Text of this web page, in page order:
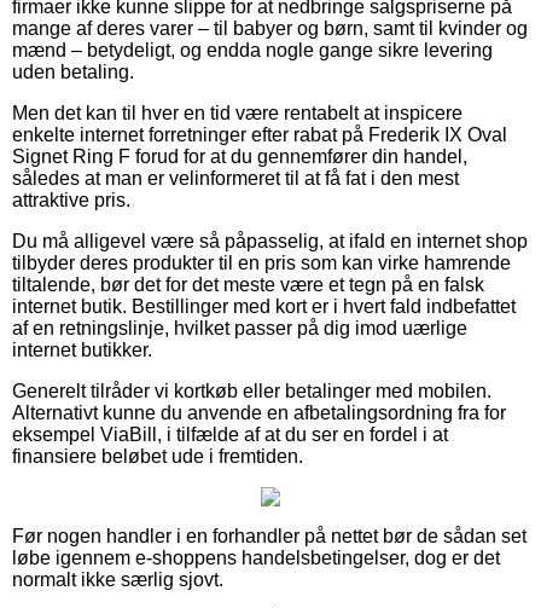
firmaer ikke kunne slippe for at nedbringe salgspriserne på
mange af deres varer – til babyer og børn, samt til kvinder og
mænd – betydeligt, og endda nogle gange sikre levering
uden betaling.
Men det kan til hver en tid være rentabelt at inspicere
enkelte internet forretninger efter rabat på Frederik IX Oval
Signet Ring F forud for at du gennemfører din handel,
således at man er velinformeret til at få fat i den mest
attraktive pris.
Du må alligevel være så påpasselig, at ifald en internet shop
tilbyder deres produkter til en pris som kan virke hamrende
tiltalende, bør det for det meste være et tegn på en falsk
internet butik. Bestillinger med kort er i hvert fald indbefattet
af en retningslinje, hvilket passer på dig imod uærlige
internet butikker.
Generelt tilråder vi kortkøb eller betalinger med mobilen.
Alternativt kunne du anvende en afbetalingsordning fra for
eksempel ViaBill, i tilfælde af at du ser en fordel i at
finansiere beløbet ude i fremtiden.
Før nogen handler i en forhandler på nettet bør de sådan set
løbe igennem e-shoppens handelsbetingelser, dog er det
normalt ikke særlig sjovt.